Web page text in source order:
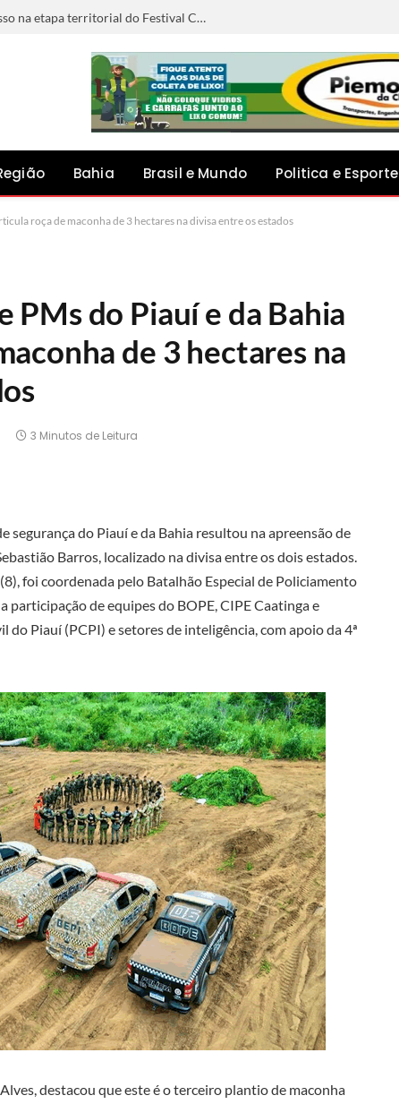
Anna Liz representará Capim Grosso na etapa territorial do Festival Canto do Jacuípe, em Baixa Grande
Bahia Brasil e Mundo Politica e Esporte
roça de maconha de 3 hectares na divisa entre os estados
do Piauí e da Bahia
de 3 hectares na
3 Minutos de Leitura
segurança do Piauí e da Bahia resultou na apreensão de
Barros, localizado na divisa entre os dois estados.
foi coordenada pelo Batalhão Especial de Policiamento
de equipes do BOPE, CIPE Caatinga e
Piauí (PCPI) e setores de inteligência, com apoio da 4ª
destacou que este é o terceiro plantio de maconha